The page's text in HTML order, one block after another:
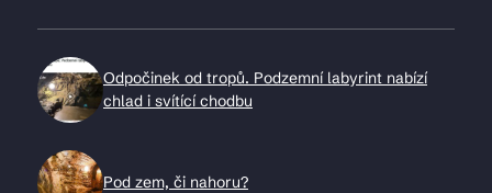
Odpočinek od tropů. Podzemní labyrint nabízí
chlad i svítící chodbu
Pod zem, či nahoru?